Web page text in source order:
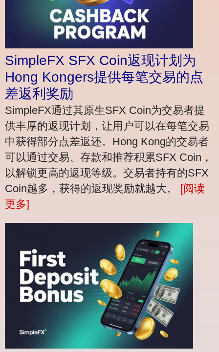
SimpleFX SFX Coin返现计划为
Hong Kongers提供每笔交易的点
差返利奖励
SimpleFX通过其原生SFX Coin为交易者提
供丰厚的返现计划，让用户可以在每笔交易
中获得部分点差返还。Hong Kong的交易者
可以通过交易、存款和推荐积累SFX Coin，
以解锁更高的返现等级。交易者持有的SFX
Coin越多，获得的返现奖励就越大。 [阅读
更多]